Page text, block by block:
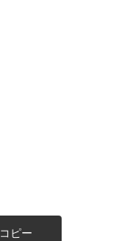
コピー